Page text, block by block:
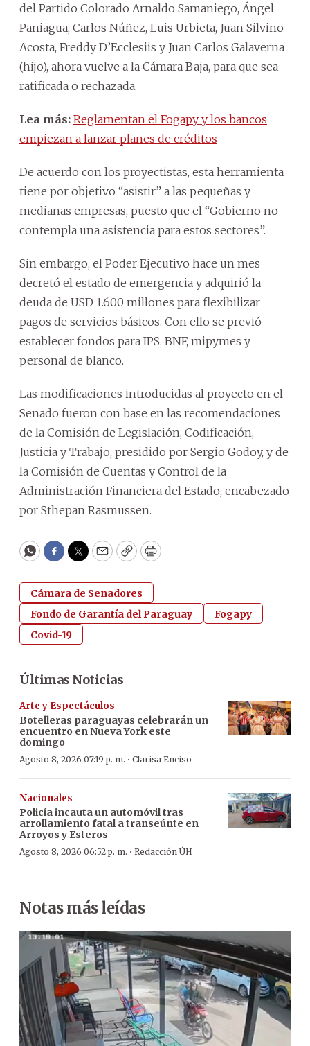
del Partido Colorado Arnaldo Samaniego, Ángel
Paniagua, Carlos Núñez, Luis Urbieta, Juan Silvino
Acosta, Freddy D’Ecclesiis y Juan Carlos Galaverna
(hijo), ahora vuelve a la Cámara Baja, para que sea
ratificada o rechazada.
Lea más: Reglamentan el Fogapy y los bancos
empiezan a lanzar planes de créditos
De acuerdo con los proyectistas, esta herramienta
tiene por objetivo “asistir” a las pequeñas y
medianas empresas, puesto que el “Gobierno no
contempla una asistencia para estos sectores”.
Sin embargo, el Poder Ejecutivo hace un mes
decretó el estado de emergencia y adquirió la
deuda de USD 1.600 millones para flexibilizar
pagos de servicios básicos. Con ello se previó
establecer fondos para IPS, BNF, mipymes y
personal de blanco.
Las modificaciones introducidas al proyecto en el
Senado fueron con base en las recomendaciones
de la Comisión de Legislación, Codificación,
Justicia y Trabajo, presidido por Sergio Godoy, y de
la Comisión de Cuentas y Control de la
Administración Financiera del Estado, encabezado
por Sthepan Rasmussen.
WhatsApp
Facebook
Twitter
EmailCopyPrint
Cámara de Senadores
Fondo de Garantía del Paraguay
Fogapy
Covid-19
Últimas Noticias
Arte y Espectáculos
Botelleras paraguayas celebrarán un
encuentro en Nueva York este
domingo
Agosto 8, 2026 07:19 p. m. · Clarisa Enciso
Nacionales
Policía incauta un automóvil tras
arrollamiento fatal a transeúnte en
Arroyos y Esteros
Agosto 8, 2026 06:52 p. m. · Redacción ÚH
Notas más leídas